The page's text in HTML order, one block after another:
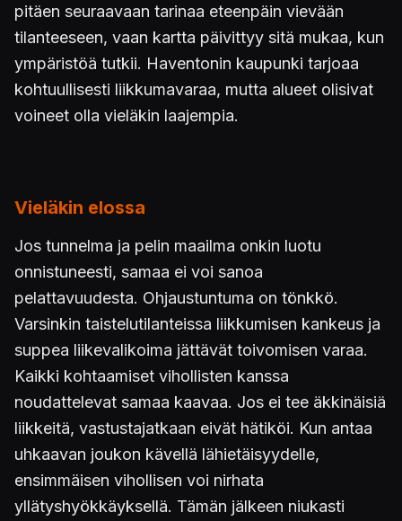
pitäen seuraavaan tarinaa eteenpäin vievään
tilanteeseen, vaan kartta päivittyy sitä mukaa, kun
ympäristöä tutkii. Haventonin kaupunki tarjoaa
kohtuullisesti liikkumavaraa, mutta alueet olisivat
voineet olla vieläkin laajempia.
Vieläkin elossa
Jos tunnelma ja pelin maailma onkin luotu
onnistuneesti, samaa ei voi sanoa
pelattavuudesta. Ohjaustuntuma on tönkkö.
Varsinkin taistelutilanteissa liikkumisen kankeus ja
suppea liikevalikoima jättävät toivomisen varaa.
Kaikki kohtaamiset vihollisten kanssa
noudattelevat samaa kaavaa. Jos ei tee äkkinäisiä
liikkeitä, vastustajatkaan eivät hätiköi. Kun antaa
uhkaavan joukon kävellä lähietäisyydelle,
ensimmäisen vihollisen voi nirhata
yllätyshyökkäyksellä. Tämän jälkeen niukasti